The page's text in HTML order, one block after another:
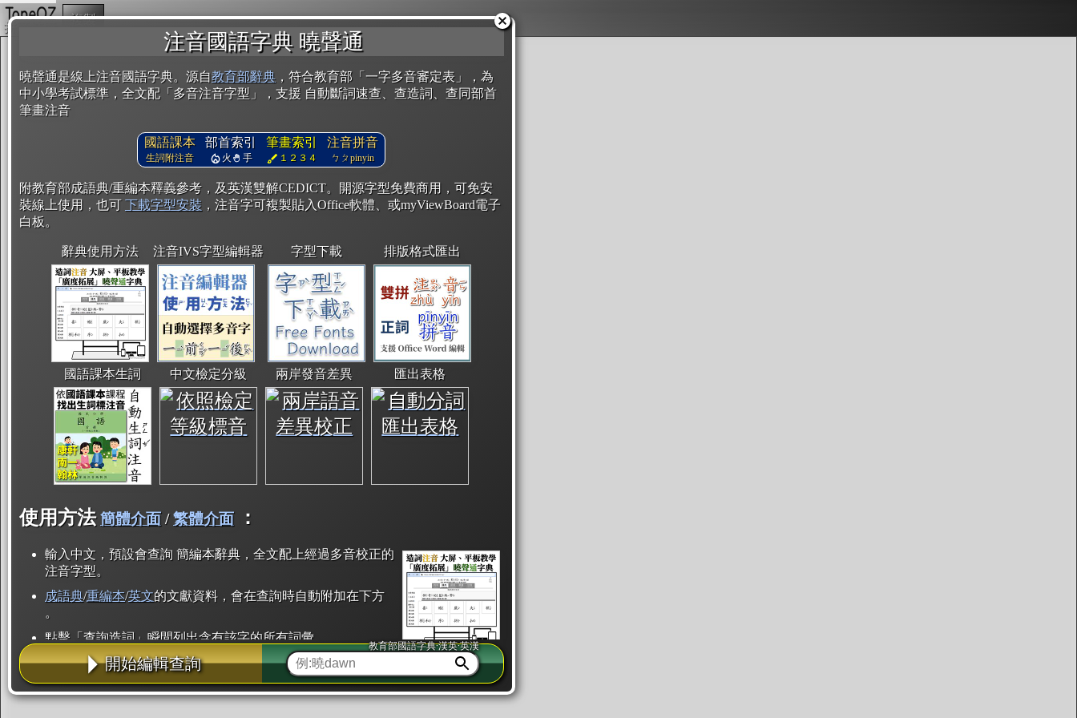
注音國語字典 曉聲通
曉聲通是線上注音國語字典。源自教育部辭典 ，符合教育部「一字多音審定表」，為
中小學考試標準，全文配「多音注音字型」，支援 自動斷詞速查、查造詞、查同部首
筆畫注音
國語課本
生詞附注音
部首索引
火 手
筆畫索引
１２３４
注音拼音
ㄅㄆpinyin
附教育部成語典/重編本釋義參考，及英漢雙解CEDICT。開源字型免費商用，可免安
裝線上使用，也可 下載字型安裝 ，注音字可複製貼入Office軟體、或myViewBoard電子
白板。
辭典使用方法 注音IVS字型編輯器 字型下載 排版格式匯出
國語課本生詞 中文檢定分級 兩岸發音差異 匯出表格
使用方法 簡體介面/繁體介面 ：
輸入中文，預設會查詢 簡編本辭典，全文配上經過多音校正的
注音字型。
成語典/重編本/英文的文獻資料，會在查詢時自動附加在下方
。
點擊「查詢造詞」瞬間列出含有該字的所有詞彙。
點「部首」瞬間列出所有「同部首字」。也支援查詢「同注音」或「同筆畫」。
辭典解釋的全文都經過自動斷詞，點擊便可瞬間「連續查詢」此字詞的解釋，不
用手動重複輸入。
開始編輯查詢
教育部國語字典·漢英·英漢
複製